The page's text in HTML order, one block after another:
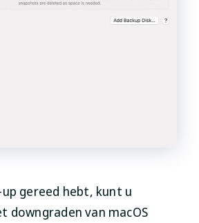
gereed hebt, kunt u
downgraden van macOS